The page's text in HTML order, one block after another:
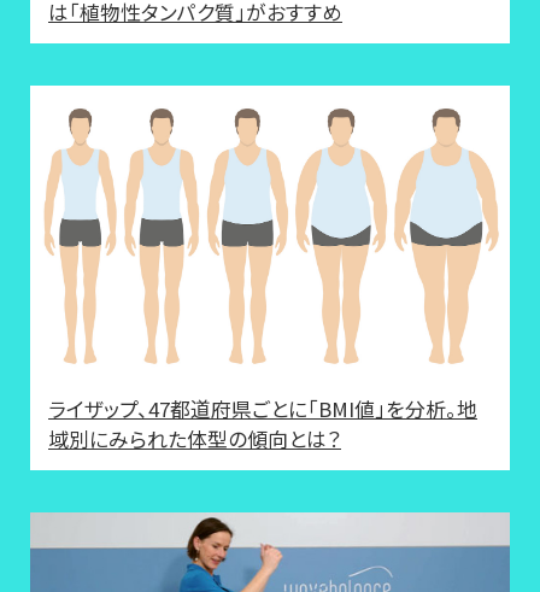
は「植物性タンパク質」がおすすめ
ライザップ、47都道府県ごとに「BMI値」を分析。地
域別にみられた体型の傾向とは？